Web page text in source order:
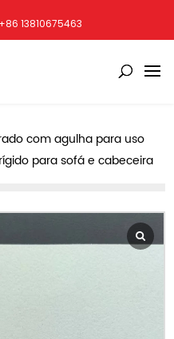
+86 13810675463
com agulha para uso
para sofá e cabeceira